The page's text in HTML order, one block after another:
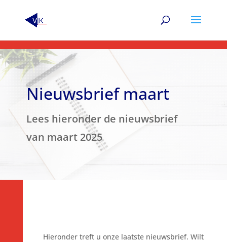
Nieuwsbrief maart
Lees hieronder de nieuwsbrief
van maart 2025
Hieronder treft u onze laatste nieuwsbrief. Wilt